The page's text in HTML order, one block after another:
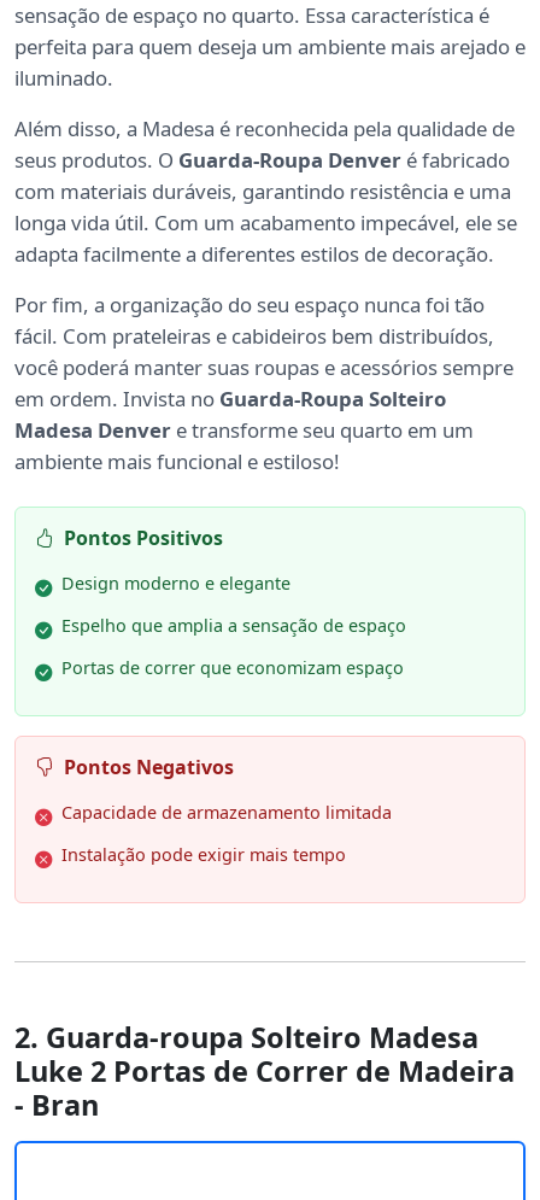
sensação de espaço no quarto. Essa característica é
perfeita para quem deseja um ambiente mais arejado e
iluminado.
Além disso, a Madesa é reconhecida pela qualidade de
seus produtos. O Guarda-Roupa Denver é fabricado
com materiais duráveis, garantindo resistência e uma
longa vida útil. Com um acabamento impecável, ele se
adapta facilmente a diferentes estilos de decoração.
Por fim, a organização do seu espaço nunca foi tão
fácil. Com prateleiras e cabideiros bem distribuídos,
você poderá manter suas roupas e acessórios sempre
em ordem. Invista no Guarda-Roupa Solteiro
Madesa Denver e transforme seu quarto em um
ambiente mais funcional e estiloso!
Pontos Positivos
Design moderno e elegante
Espelho que amplia a sensação de espaço
Portas de correr que economizam espaço
Pontos Negativos
Capacidade de armazenamento limitada
Instalação pode exigir mais tempo
2. Guarda-roupa Solteiro Madesa
Luke 2 Portas de Correr de Madeira
- Bran